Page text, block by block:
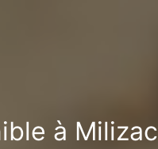
à Milizac